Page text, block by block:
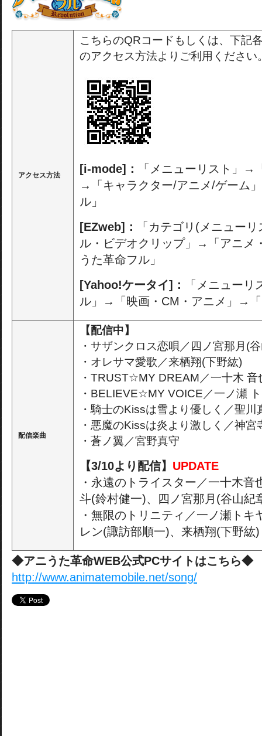
アクセス方法
こちらのQRコードもしくは、下記
のアクセス方法よりご利用ください
[i-mode]：
「メニューリスト」→
→「キャラクター/アニメ/ゲーム
ル」
[EZweb]：
「カテゴリ(メニュー
ル・ビデオクリップ」→「アニメ
うた革命フル」
[Yahoo!ケータイ]：
「メニュー
ル」→「映画・CM・アニメ」→
配信楽曲
【配信中】
・サザンクロス恋唄／四ノ宮那月(
・オレサマ愛歌／来栖翔(下野紘)
・TRUST☆MY DREAM／一十木 音
・BELIEVE☆MY VOICE／一ノ瀬
・騎士のKissは雪より優しく／聖川
・悪魔のKissは炎より激しく／神
・蒼ノ翼／宮野真守
【3/10より配信】 UPDATE
・永遠のトライスター／一十木音
斗(鈴村健一)、四ノ宮那月(谷山紀
・無限のトリニティ／一ノ瀬トキ
レン(諏訪部順一)、来栖翔(下野紘)
◆アニうた革命WEB公式PCサイトはこちら◆
http://www.animatemobile.net/song/